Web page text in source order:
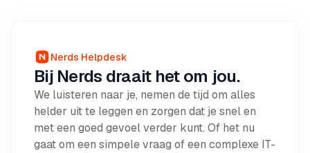
Nerds Helpdesk
Bij Nerds draait het om jou.
We luisteren naar je, nemen de tijd om alles
helder uit te leggen en zorgen dat je snel en
met een goed gevoel verder kunt. Of het nu
gaat om een simpele vraag of een complexe IT-